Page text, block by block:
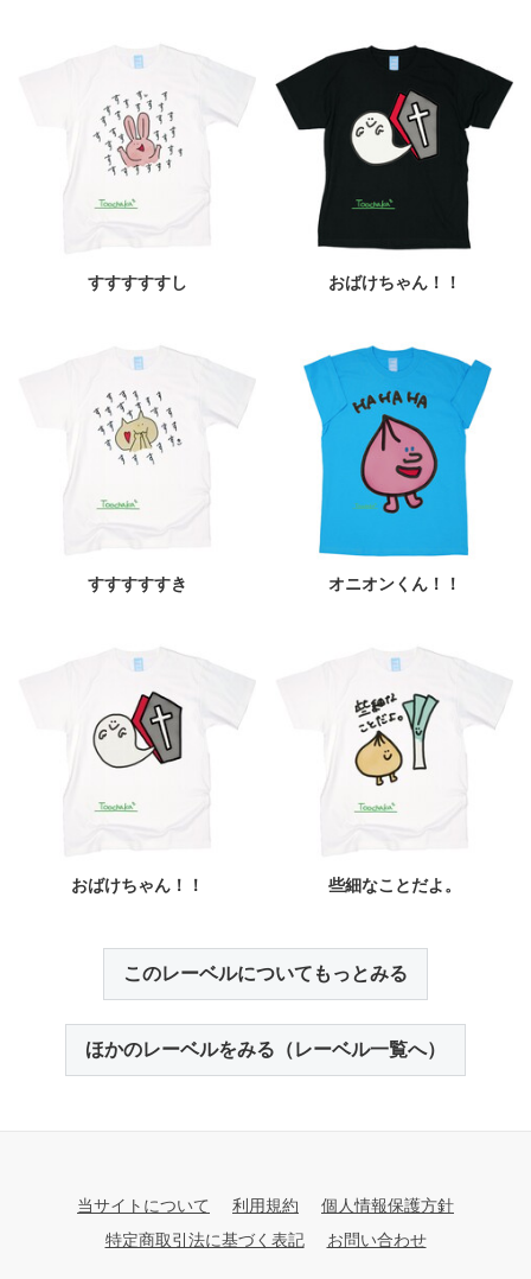
すすすすすし おばけちゃん！！
すすすすすき オニオンくん！！
おばけちゃん！！ 些細なことだよ。
このレーベルについてもっとみる
ほかのレーベルをみる（レーベル一覧へ）
当サイトについて 利用規約
個人情報保護方針
特定商取引法に基づく表記
お問い合わせ